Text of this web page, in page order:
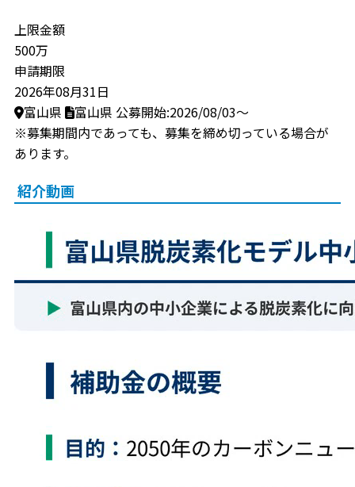
上限金額
500万
申請期限
2026年08月31日
富山県
富山県 公募開始:2026/08/03～
※募集期間内であっても、募集を締め切っている場合が
あります。
紹介動画